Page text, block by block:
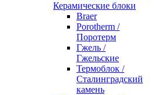
Керамические блоки
Braer
Porotherm /
Поротерм
Гжель /
Гжельские
Термоблок /
Сталинградский
камень